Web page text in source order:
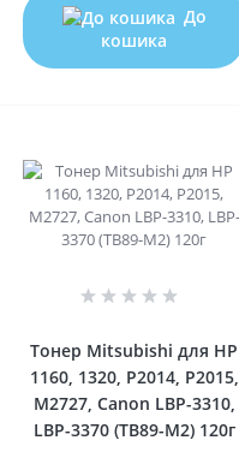
До
кошика
Тонер Mitsubishi для HP
1160, 1320, P2014, P2015,
M2727, Canon LBP-3310,
LBP-3370 (TB89-M2) 120г